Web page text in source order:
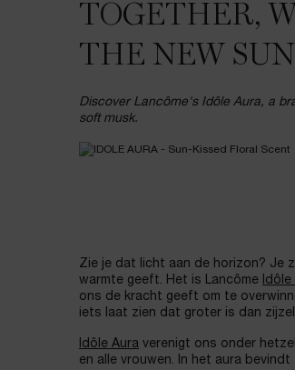
TOGETHER,
THE NEW
Discover Lancôme's Idôle Aura, a
soft musk.
Zie je dat licht aan de horizon? Je
warmte geeft. Het is Lancôme
Idôle
ons de kracht geeft om te
iets laat zien dat groter is dan
Idôle Aura verenigt ons onder
en alle vrouwen. In het aura